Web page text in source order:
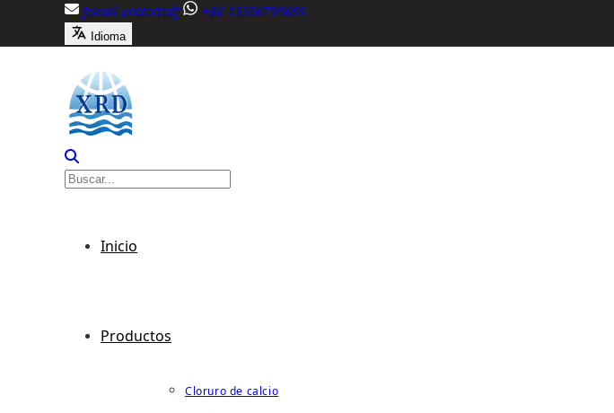
contenido
[email protected] +86-13356799699
Idioma
Inicio
Productos
Cloruro de calcio